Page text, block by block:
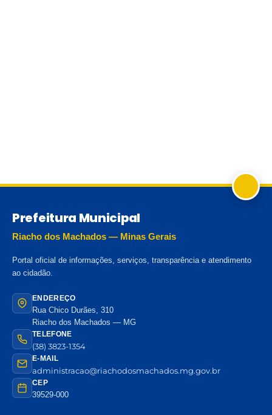
Prefeitura Municipal
Riacho dos Machados — Minas Gerais
Portal oficial de informações, serviços, transparência e atendimento
ao cidadão.
ENDEREÇO
Rua Chico Durães, 310
Riacho dos Machados — MG
TELEFONE
(38) 3823-1354
E-MAIL
administracao@riachodosmachados.mg.gov.br
CEP
39529-000